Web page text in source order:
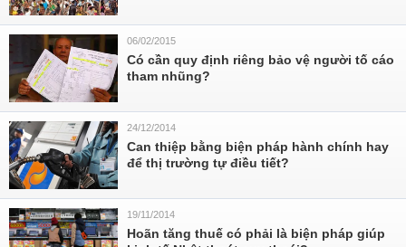
06/02/2015
Có cần quy định riêng bảo vệ người tố cáo
tham nhũng?
24/12/2014
Can thiệp bằng biện pháp hành chính hay
để thị trường tự điều tiết?
19/11/2014
Hoãn tăng thuế có phải là biện pháp giúp